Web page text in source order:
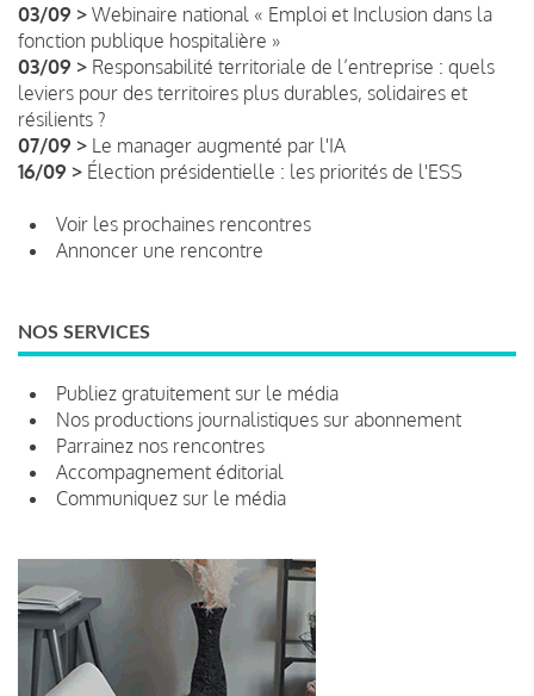
03/09 > Webinaire national « Emploi et Inclusion dans la
fonction publique hospitalière »
03/09 > Responsabilité territoriale de l’entreprise : quels
leviers pour des territoires plus durables, solidaires et
résilients ?
07/09 > Le manager augmenté par l'IA
16/09 > Élection présidentielle : les priorités de l'ESS
Voir les prochaines rencontres
Annoncer une rencontre
NOS SERVICES
Publiez gratuitement sur le média
Nos productions journalistiques sur abonnement
Parrainez nos rencontres
Accompagnement éditorial
Communiquez sur le média